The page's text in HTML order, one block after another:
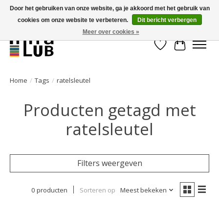
Minder stilstand, meer rendement!
Verlanglijst
Home / Tags / ratelsleutel
Producten getagd met
ratelsleutel
Filters weergeven
0 producten Sorteren op Meest bekeken
Door het gebruiken van onze website, ga je akkoord met het gebruik van
cookies om onze website te verbeteren.
Dit bericht verbergen
Meer over cookies »